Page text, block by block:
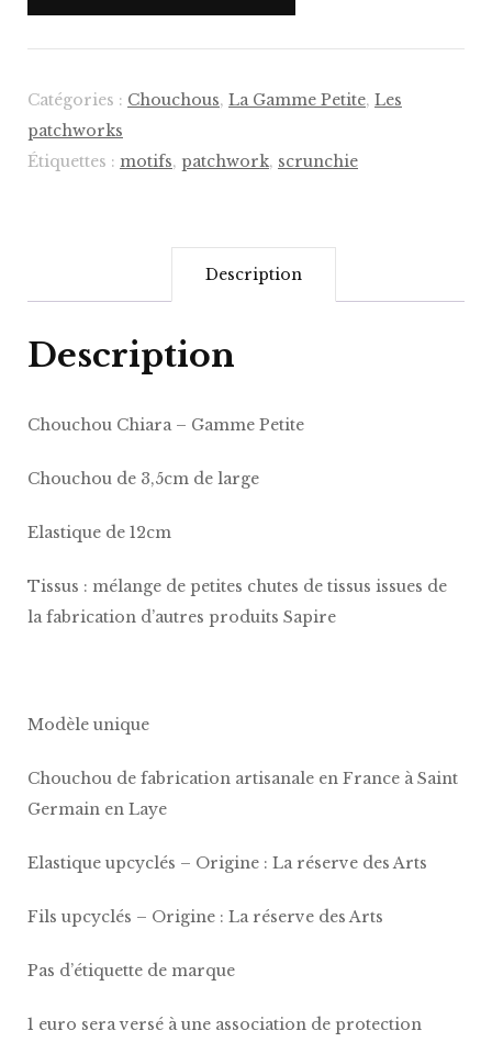
Chiara
Gamme
Petite
Catégories : Chouchous, La Gamme Petite, Les
patchworks
Étiquettes : motifs, patchwork, scrunchie
Description
Description
Chouchou Chiara – Gamme Petite
Chouchou de 3,5cm de large
Elastique de 12cm
Tissus : mélange de petites chutes de tissus issues de
la fabrication d’autres produits Sapire
Modèle unique
Chouchou de fabrication artisanale en France à Saint
Germain en Laye
Elastique upcyclés – Origine : La réserve des Arts
Fils upcyclés – Origine : La réserve des Arts
Pas d’étiquette de marque
1 euro sera versé à une association de protection